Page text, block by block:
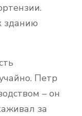
зданию
Петр
– он
за